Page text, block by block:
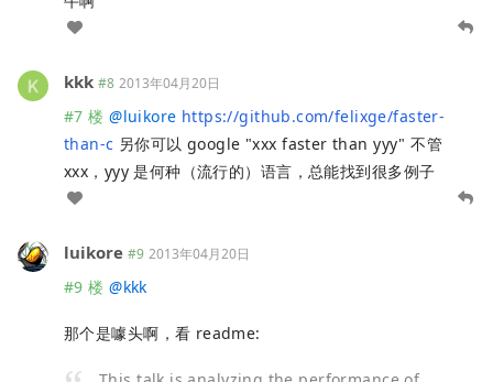
kkk #8 2013年04月20日
#7 楼 @luikore https://github.com/felixge/faster-
than-c 另你可以 google "xxx faster than yyy" 不管
xxx，yyy 是何种（流行的）语言，总能找到很多例子
luikore #9 2013年04月20日
#9 楼 @kkk
那个是噱头啊，看 readme: